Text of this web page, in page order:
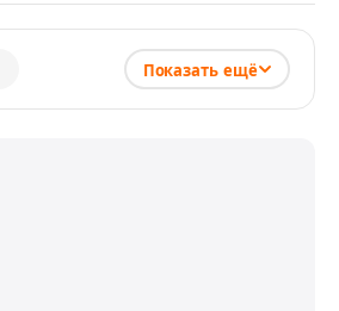
Показать ещё